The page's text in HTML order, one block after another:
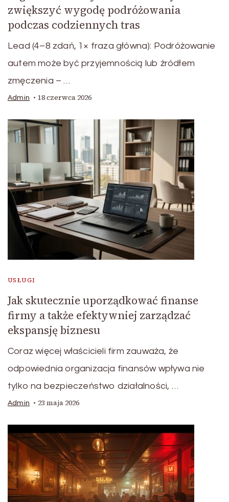
zwiększyć wygodę podróżowania
podczas codziennych tras
Lead (4–8 zdań, 1× fraza główna): Podróżowanie
autem może być przyjemnością lub źródłem
zmęczenia – …
Admin 18 czerwca 2026
USŁUGI
Jak skutecznie uporządkować finanse
firmy a także efektywniej zarządzać
ekspansję biznesu
Coraz więcej właścicieli firm zauważa, że
odpowiednia organizacja finansów wpływa nie
tylko na bezpieczeństwo działalności, …
Admin 23 maja 2026